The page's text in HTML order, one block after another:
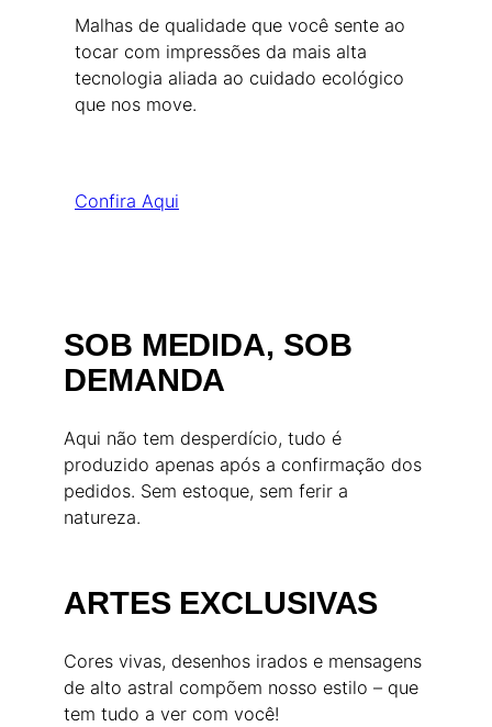
Malhas de qualidade que você sente ao
tocar com impressões da mais alta
tecnologia aliada ao cuidado ecológico
que nos move.
Confira Aqui
SOB MEDIDA, SOB
DEMANDA
Aqui não tem desperdício, tudo é
produzido apenas após a confirmação dos
pedidos. Sem estoque, sem ferir a
natureza.
ARTES EXCLUSIVAS
Cores vivas, desenhos irados e mensagens
de alto astral compõem nosso estilo – que
tem tudo a ver com você!